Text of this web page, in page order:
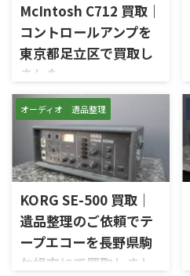
McIntosh C712 買取｜
コントロールアンプを
東京都足立区で買取し
ました
東京都足立区で、McIntoshの
コントロールアンプ「C712」
を出張買取させていただきま
した。今回のお品物は、
McIntoshらしいガラスパネル
デザインとリモート操作機能
を備えた2chソリッドステート
式のコントロールアンプで、左
右チャンネルの音出し、入力
切替、ボリューム、トーンコン
トロール、MMフォノ入力、バ
オーディオ 遺品整理
KORG SE-500 買取｜
遺品整理のご依頼でテ
ープエコーを長野県駒
ケ根市にて買取しまし